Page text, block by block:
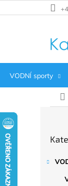
na
VODNÍ sporty